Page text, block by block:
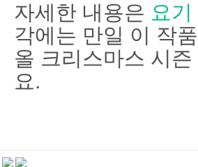
자세한 내용은 요
각에는 만일 이 작
올 크리스마스 시
요.